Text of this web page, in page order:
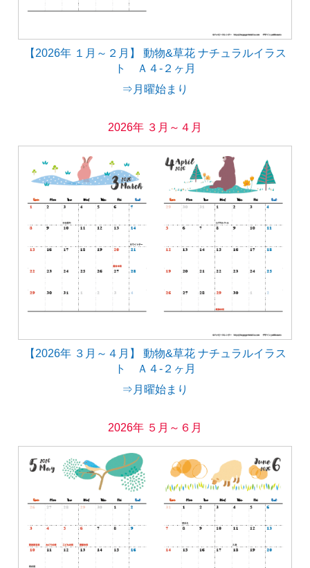
【2026年 １月～２月】 動物&草花 ナチュラルイラス
ト Ａ４-２ヶ月
⇒月曜始まり
2026年 ３月～４月
【2026年 ３月～４月】 動物&草花 ナチュラルイラス
ト Ａ４-２ヶ月
⇒月曜始まり
2026年 ５月～６月